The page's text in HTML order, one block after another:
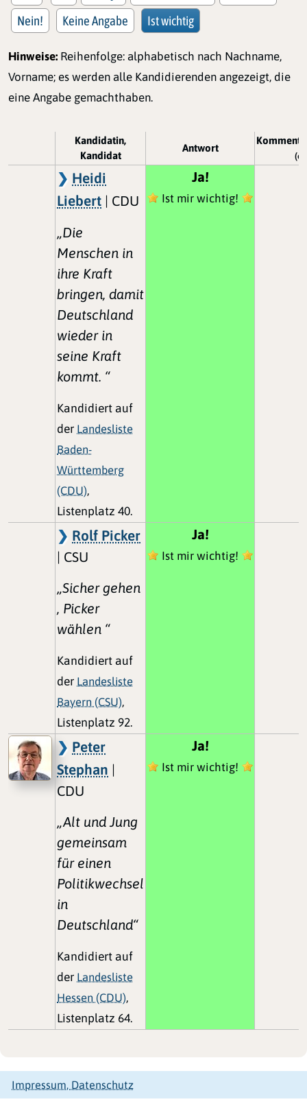
Nein!
Keine Angabe Ist wichtig
Hinweise: Reihenfolge: alphabetisch nach Nachname,
Vorname; es werden alle Kandidierenden angezeigt, die
eine Angabe gemachthaben.
Kandidatin,
Kandidat
Antwort
Heidi
Liebert | CDU
„Die
Menschen in
ihre Kraft
bringen, damit
Deutschland
wieder in
seine Kraft
kommt. “
Kandidiert auf
der Landesliste
Baden-
Württemberg
(CDU),
Listenplatz 40.
Ja!
Ist mir wichtig!
Rolf Picker
| CSU
„Sicher gehen
, Picker
wählen “
Kandidiert auf
der Landesliste
Bayern (CSU),
Listenplatz 92.
Ja!
Ist mir wichtig!
Peter
Stephan |
CDU
„Alt und Jung
gemeinsam
für einen
Politikwechsel
in
Deutschland“
Kandidiert auf
der Landesliste
Hessen (CDU),
Listenplatz 64.
Ja!
Ist mir wichtig!
Impressum, Datenschutz